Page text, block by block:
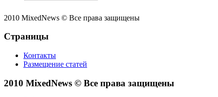
2010 MixedNews © Все права защищены
Страницы
Контакты
Размещение статей
2010 MixedNews © Все права защищены